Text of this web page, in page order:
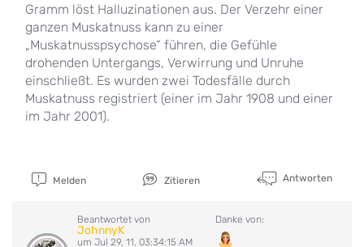
Gramm löst Halluzinationen aus. Der Verzehr einer
ganzen Muskatnuss kann zu einer
„Muskatnusspsychose“ führen, die Gefühle
drohenden Untergangs, Verwirrung und Unruhe
einschließt. Es wurden zwei Todesfälle durch
Muskatnuss registriert (einer im Jahr 1908 und einer
im Jahr 2001).
Melden Zitieren Antworten
Beantwortet von
JohnnyK
um Jul 29, 11, 03:34:15 AM
Danke von: